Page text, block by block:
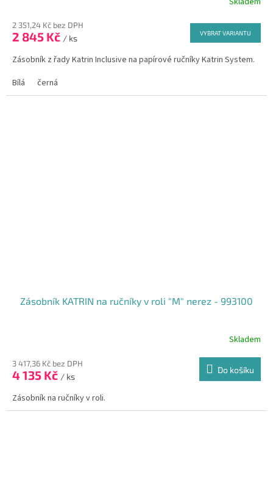
produktu
je
z
hvězdiček.
2 351,24 Kč bez DPH
2 845 Kč / ks VYBRAT VARIANTU
Zásobník z řady Katrin Inclusive na papírové ručníky Katrin System.
Bílá
černá
Zásobník KATRIN na ručníky v roli "M" nerez - 993100
produktu
je
z
5
Skladem
3 417,36 Kč bez DPH
4 135 Kč / ks
Do košíku
Zásobník na ručníky v roli.